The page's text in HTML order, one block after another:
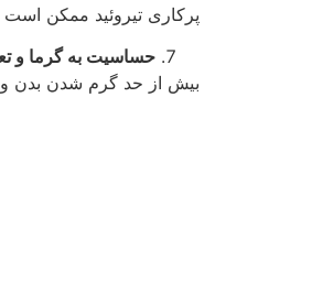
پرکاری تیروئید ممکن
حساسیت به گرما و
بیش از حد گرم شدن بدن و